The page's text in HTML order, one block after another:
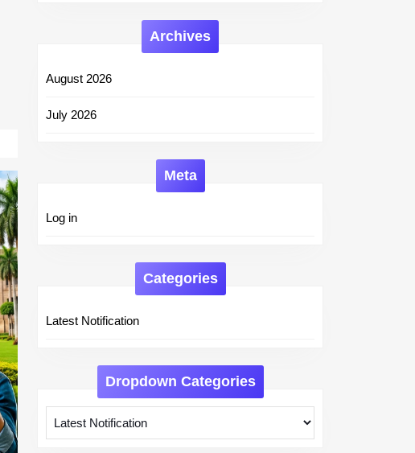
Archives
August 2026
July 2026
Meta
Log in
Categories
Latest Notification
Dropdown Categories